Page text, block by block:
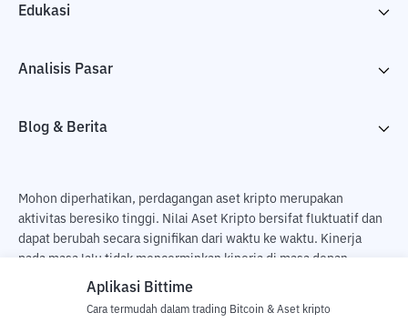
Edukasi
Analisis Pasar
Blog & Berita
Mohon diperhatikan, perdagangan aset kripto merupakan
aktivitas beresiko tinggi. Nilai Aset Kripto bersifat fluktuatif dan
dapat berubah secara signifikan dari waktu ke waktu. Kinerja
pada masa lalu tidak mencerminkan kinerja di masa depan.
Terdapat risiko kehilangan sebagai dampak dari membeli dan
pengguna. PT Utama Aset Digital Indonesia (Bittime) tidak
Aplikasi Bittime
Cara termudah dalam trading Bitcoin & Aset kripto